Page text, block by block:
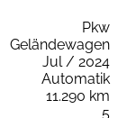
Pkw
Geländewagen
Jul / 2024
Automatik
11.290 km
5